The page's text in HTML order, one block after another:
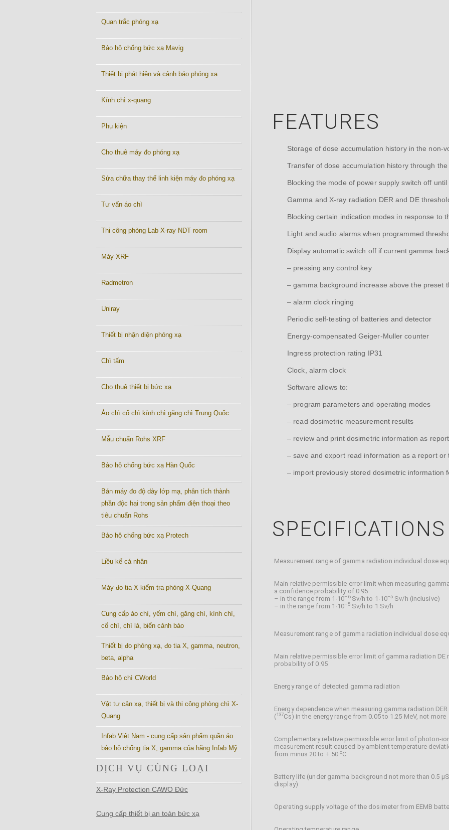
Quan trắc phóng xạ
Bảo hộ chống bức xạ Mavig
Thiết bị phát hiện và cảnh báo phóng xạ
Kính chì x-quang
Phụ kiện
Cho thuê máy đo phóng xạ
Sửa chữa thay thế linh kiện máy đo phóng xạ
Tư vấn áo chì
Thi công phòng Lab X-ray NDT room
Máy XRF
Radmetron
Uniray
Thiết bị nhận diện phóng xạ
Chì tấm
Cho thuê thiết bị bức xạ
Áo chì cổ chì kính chì găng chì Trung Quốc
Mẫu chuẩn Rohs XRF
Bảo hộ chống bức xạ Hàn Quốc
Bán máy đo độ dày lớp mạ, phân tích thành
phần độc hại trong sản phẩm điện thoại theo
tiêu chuẩn Rohs
Bảo hộ chống bức xạ Protech
Liều kế cá nhân
Máy đo tia X kiểm tra phòng X-Quang
Cung cấp áo chì, yếm chì, găng chì, kính chì,
cổ chì, chì lá, biển cảnh báo
Thiết bị đo phóng xạ, đo tia X, gamma, neutron,
beta, alpha
Bảo hộ chì CWorld
Vật tư cản xạ, thiết bị và thi công phòng chì X-
Quang
Infab Việt Nam - cung cấp sản phẩm quần áo
bảo hộ chống tia X, gamma của hãng Infab Mỹ
DỊCH VỤ CÙNG LOẠI
X-Ray Protection CAWO Đức
Cung cấp thiết bị an toàn bức xạ
FEATURES
Storage of dose accumulation history in the non-
Transfer of dose accumulation history through
Blocking the mode of power supply switch off
Gamma and X-ray radiation DER and DE
Blocking certain indication modes in response to
Light and audio alarms when programmed
Display automatic switch off if current gamma
– pressing any control key
– gamma background increase above the preset
– alarm clock ringing
Periodic self-testing of batteries and detector
Energy-compensated Geiger-Muller counter
Ingress protection rating IP31
Clock, alarm clock
Software allows to:
– program parameters and operating modes
– read dosimetric measurement results
– review and print dosimetric information as
– save and export read information as a report
– import previously stored dosimetric information
SPECIFICATIONS
Measurement range of gamma radiation individual dose
Main relative permissible error limit when measuring
a confidence probability of 0.95
– in the range from 1∙10–6Sv/h to 1∙10–5 Sv/h (inclusive)
– in the range from 1∙10–5Sv/h to 1 Sv/h
Measurement range of gamma radiation individual dose
Main relative permissible error limit of gamma radiation
probability of 0.95
Energy range of detected gamma radiation
Energy dependence when measuring gamma radiation
(137Cs) in the energy range from 0.05 to 1.25 MeV, not more
Complementary relative permissible error limit of photon-
measurement result caused by ambient temperature
from minus 20 to + 50oС
Battery life (under gamma background not more than 0.5
display)
Operating supply voltage of the dosimeter from EEMB